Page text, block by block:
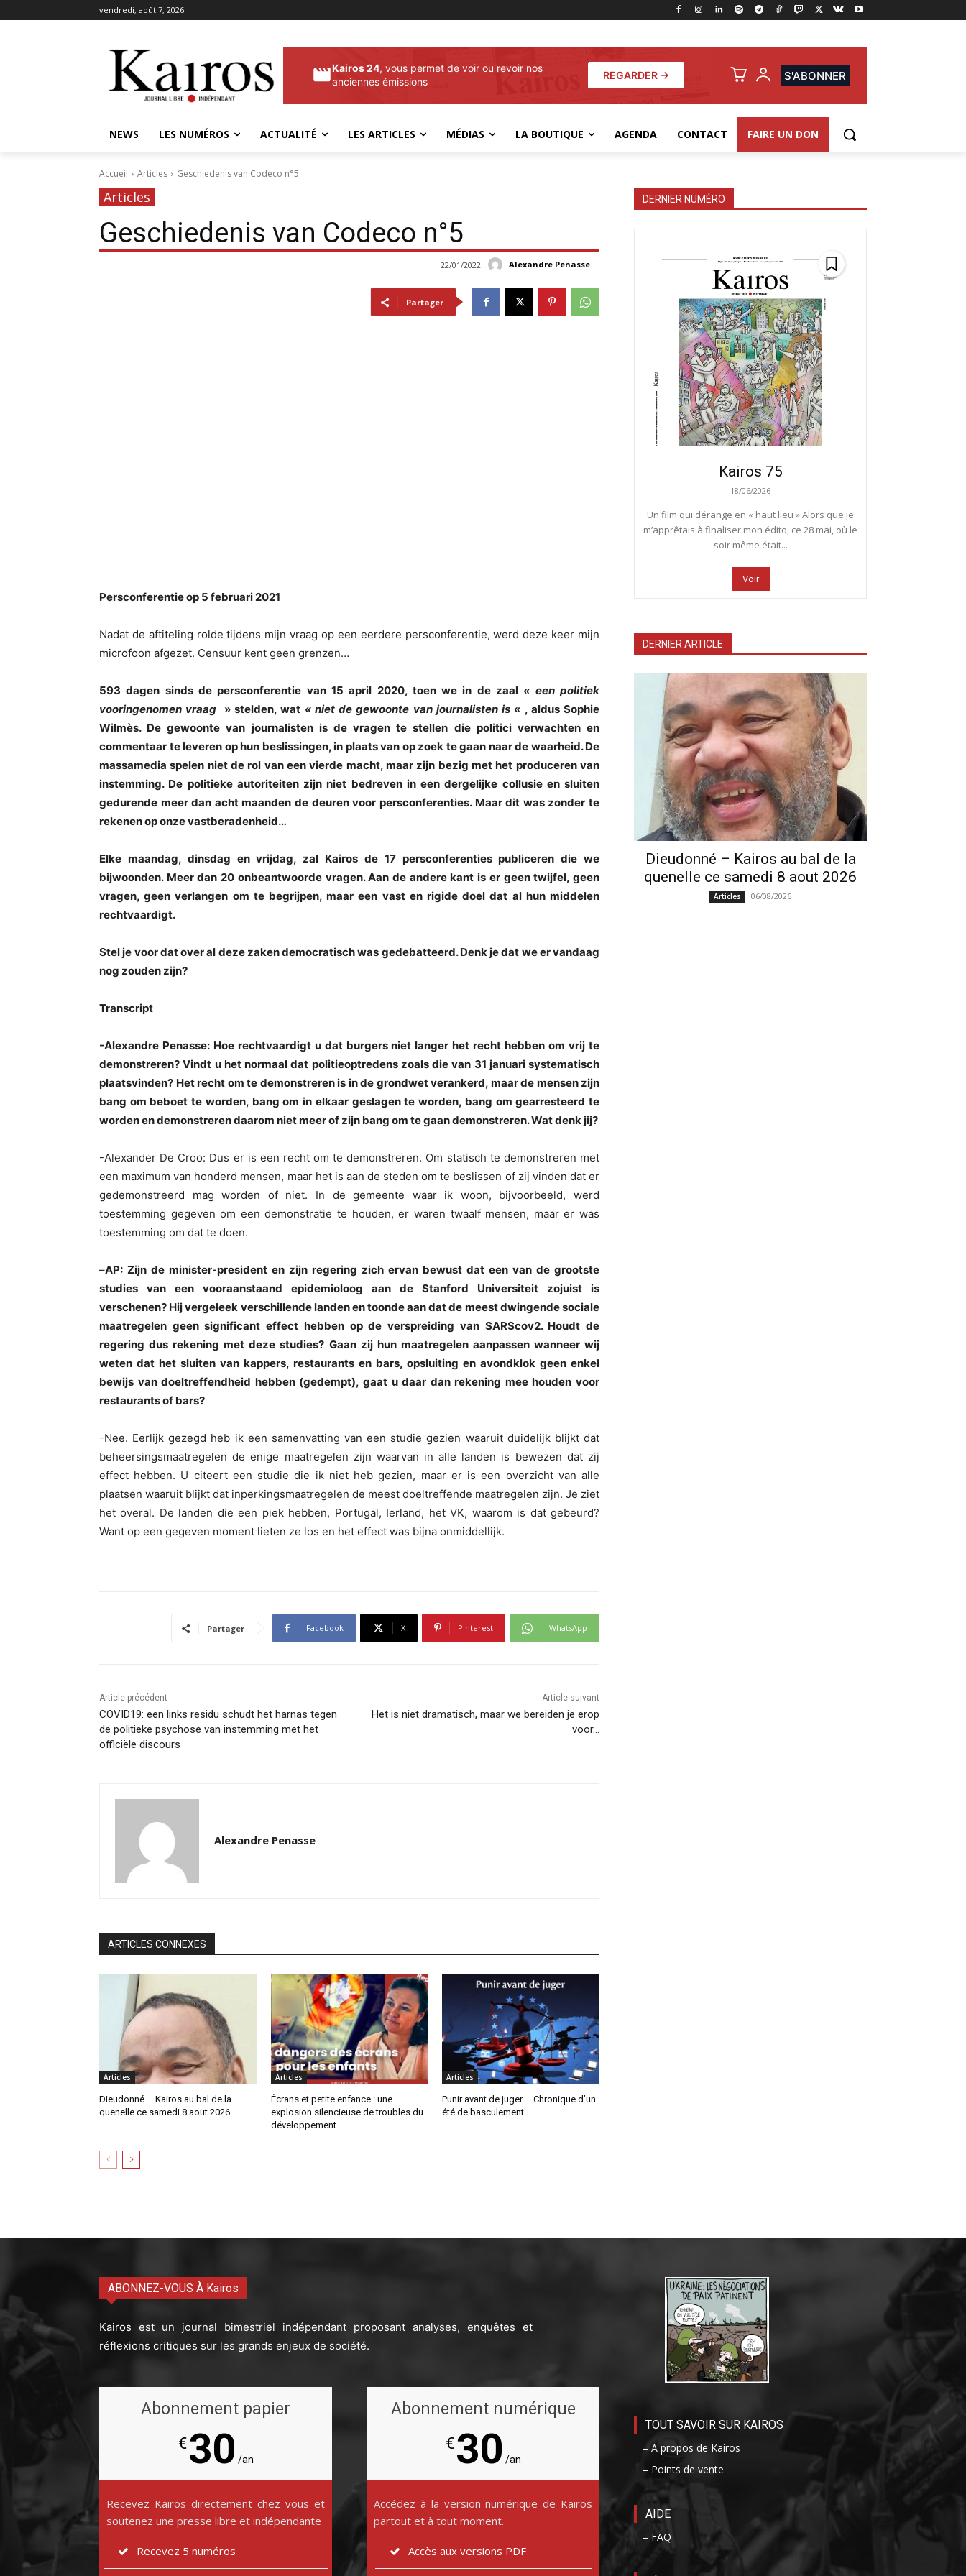
vendredi, août 7, 2026
Kairos 24, vous permet de voir ou revoir nos
anciennes émissions
REGARDER → S'ABONNER
NEWS LES NUMÉROS ACTUALITÉ LES ARTICLES MÉDIAS LA BOUTIQUE AGENDA CONTACT FAIRE UN DON
Accueil Articles Geschiedenis van Codeco n°5
Articles
Geschiedenis van Codeco n°5
Alexandre Penasse
22/01/2022
Partager
Persconferentie op 5 februari 2021
Nadat de aftiteling rolde tijdens mijn vraag op een eerdere persconferentie, werd deze keer mijn
microfoon afgezet. Censuur kent geen grenzen…
593 dagen sinds de persconferentie van 15 april 2020, toen we in de zaal « een politiek
vooringenomen vraag » stelden, wat « niet de gewoonte van journalisten is « , aldus Sophie
Wilmès. De gewoonte van journalisten is de vragen te stellen die politici verwachten en
commentaar te leveren op hun beslissingen, in plaats van op zoek te gaan naar de waarheid. De
massamedia spelen niet de rol van een vierde macht, maar zijn bezig met het produceren van
instemming. De politieke autoriteiten zijn niet bedreven in een dergelijke collusie en sluiten
gedurende meer dan acht maanden de deuren voor persconferenties. Maar dit was zonder te
rekenen op onze vastberadenheid…
Elke maandag, dinsdag en vrijdag, zal Kairos de 17 persconferenties publiceren die we
bijwoonden. Meer dan 20 onbeantwoorde vragen. Aan de andere kant is er geen twijfel, geen
vragen, geen verlangen om te begrijpen, maar een vast en rigide doel dat al hun middelen
rechtvaardigt.
Stel je voor dat over al deze zaken democratisch was gedebatteerd. Denk je dat we er vandaag
nog zouden zijn?
Transcript
-Alexandre Penasse: Hoe rechtvaardigt u dat burgers niet langer het recht hebben om vrij te
demonstreren? Vindt u het normaal dat politieoptredens zoals die van 31 januari systematisch
plaatsvinden? Het recht om te demonstreren is in de grondwet verankerd, maar de mensen zijn
bang om beboet te worden, bang om in elkaar geslagen te worden, bang om gearresteerd te
worden en demonstreren daarom niet meer of zijn bang om te gaan demonstreren. Wat denk jij?
-Alexander De Croo: Dus er is een recht om te demonstreren. Om statisch te demonstreren met
een maximum van honderd mensen, maar het is aan de steden om te beslissen of zij vinden dat er
gedemonstreerd mag worden of niet. In de gemeente waar ik woon, bijvoorbeeld, werd
toestemming gegeven om een demonstratie te houden, er waren twaalf mensen, maar er was
toestemming om dat te doen.
–AP: Zijn de minister-president en zijn regering zich ervan bewust dat een van de grootste
studies van een vooraanstaand epidemioloog aan de Stanford Universiteit zojuist is
verschenen? Hij vergeleek verschillende landen en toonde aan dat de meest dwingende sociale
maatregelen geen significant effect hebben op de verspreiding van SARScov2. Houdt de
regering dus rekening met deze studies? Gaan zij hun maatregelen aanpassen wanneer wij
weten dat het sluiten van kappers, restaurants en bars, opsluiting en avondklok geen enkel
bewijs van doeltreffendheid hebben (gedempt), gaat u daar dan rekening mee houden voor
restaurants of bars?
-Nee. Eerlijk gezegd heb ik een samenvatting van een studie gezien waaruit duidelijk blijkt dat
beheersingsmaatregelen de enige maatregelen zijn waarvan in alle landen is bewezen dat zij
effect hebben. U citeert een studie die ik niet heb gezien, maar er is een overzicht van alle
plaatsen waaruit blijkt dat inperkingsmaatregelen de meest doeltreffende maatregelen zijn. Je ziet
het overal. De landen die een piek hebben, Portugal, Ierland, het VK, waarom is dat gebeurd?
Want op een gegeven moment lieten ze los en het effect was bijna onmiddellijk.
Partager Facebook X Pinterest WhatsApp
Article précédent
COVID19: een links residu schudt het harnas tegen
de politieke psychose van instemming met het
officiële discours
Article suivant
Het is niet dramatisch, maar we bereiden je erop
voor…
Alexandre Penasse
ARTICLES CONNEXES
Articles
Dieudonné – Kairos au bal de la
quenelle ce samedi 8 aout 2026
Articles
Écrans et petite enfance : une
explosion silencieuse de troubles du
développement
Articles
Punir avant de juger – Chronique d’un
été de basculement
DERNIER NUMÉRO
Kairos 75
18/06/2026
Un film qui dérange en « haut lieu » Alors que je
m’apprêtais à finaliser mon édito, ce 28 mai, où le
soir même était...
Voir
DERNIER ARTICLE
Dieudonné – Kairos au bal de la
quenelle ce samedi 8 aout 2026
Articles 06/08/2026
ABONNEZ-VOUS À Kairos
Kairos est un journal bimestriel indépendant proposant analyses, enquêtes et
réflexions critiques sur les grands enjeux de société.
Abonnement papier
€30 /an
Recevez Kairos directement chez vous et
soutenez une presse libre et indépendante
Recevez 5 numéros
Abonnement numérique
€30 /an
Accédez à la version numérique de Kairos
partout et à tout moment.
Accès aux versions PDF
TOUT SAVOIR SUR KAIROS
– A propos de Kairos
– Points de vente
AIDE
– FAQ